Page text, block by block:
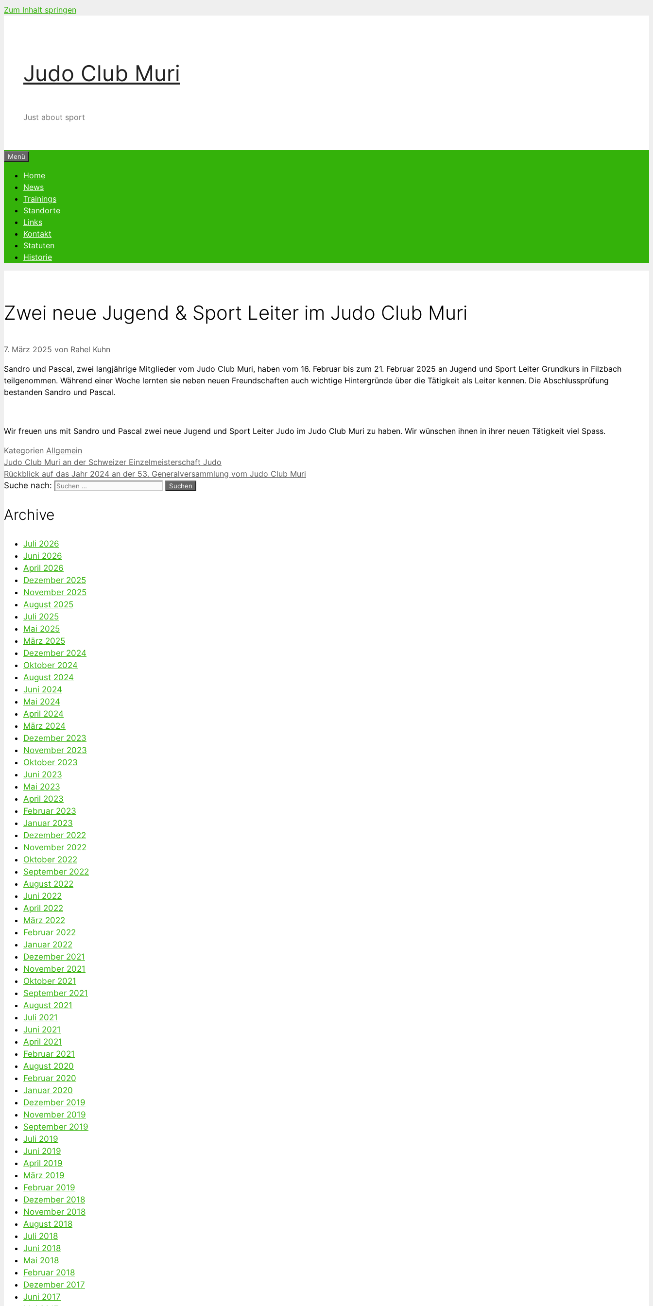
Zum Inhalt springen
Judo Club Muri
Just about sport
Menü
Home
News
Trainings
Standorte
Links
Kontakt
Statuten
Historie
Zwei neue Jugend & Sport Leiter im Judo Club Muri
7. März 2025 von Rahel Kuhn
Sandro und Pascal, zwei langjährige Mitglieder vom Judo Club Muri, haben vom 16. Februar bis zum 21. Februar 2025 an Jugend und Sport Leiter Grundkurs in Filzbach
teilgenommen. Während einer Woche lernten sie neben neuen Freundschaften auch wichtige Hintergründe über die Tätigkeit als Leiter kennen. Die Abschlussprüfung
bestanden Sandro und Pascal.
Wir freuen uns mit Sandro und Pascal zwei neue Jugend und Sport Leiter Judo im Judo Club Muri zu haben. Wir wünschen ihnen in ihrer neuen Tätigkeit viel Spass.
Kategorien Allgemein
Judo Club Muri an der Schweizer Einzelmeisterschaft Judo
Rückblick auf das Jahr 2024 an der 53. Generalversammlung vom Judo Club Muri
Suche nach:
Archive
Juli 2026
Juni 2026
April 2026
Dezember 2025
November 2025
August 2025
Juli 2025
Mai 2025
März 2025
Dezember 2024
Oktober 2024
August 2024
Juni 2024
Mai 2024
April 2024
März 2024
Dezember 2023
November 2023
Oktober 2023
Juni 2023
Mai 2023
April 2023
Februar 2023
Januar 2023
Dezember 2022
November 2022
Oktober 2022
September 2022
August 2022
Juni 2022
April 2022
März 2022
Februar 2022
Januar 2022
Dezember 2021
November 2021
Oktober 2021
September 2021
August 2021
Juli 2021
Juni 2021
April 2021
Februar 2021
August 2020
Februar 2020
Januar 2020
Dezember 2019
November 2019
September 2019
Juli 2019
Juni 2019
April 2019
März 2019
Februar 2019
Dezember 2018
November 2018
August 2018
Juli 2018
Juni 2018
Mai 2018
Februar 2018
Dezember 2017
Juni 2017